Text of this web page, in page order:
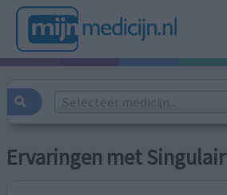
Selecteer medicijn...
Ervaringen met Singulair